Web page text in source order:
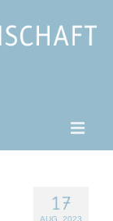
17
AUG. 2023